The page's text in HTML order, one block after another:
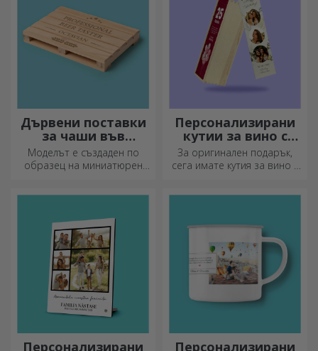
Дървени поставки
за чаши във
формата на палет
Моделът е създаден по
образец на миниатюрен
Персонализирани
кутии за вино с
фотография
За оригинален подарък,
сега имате кутия за вино с
Персонализирани Персонализирани